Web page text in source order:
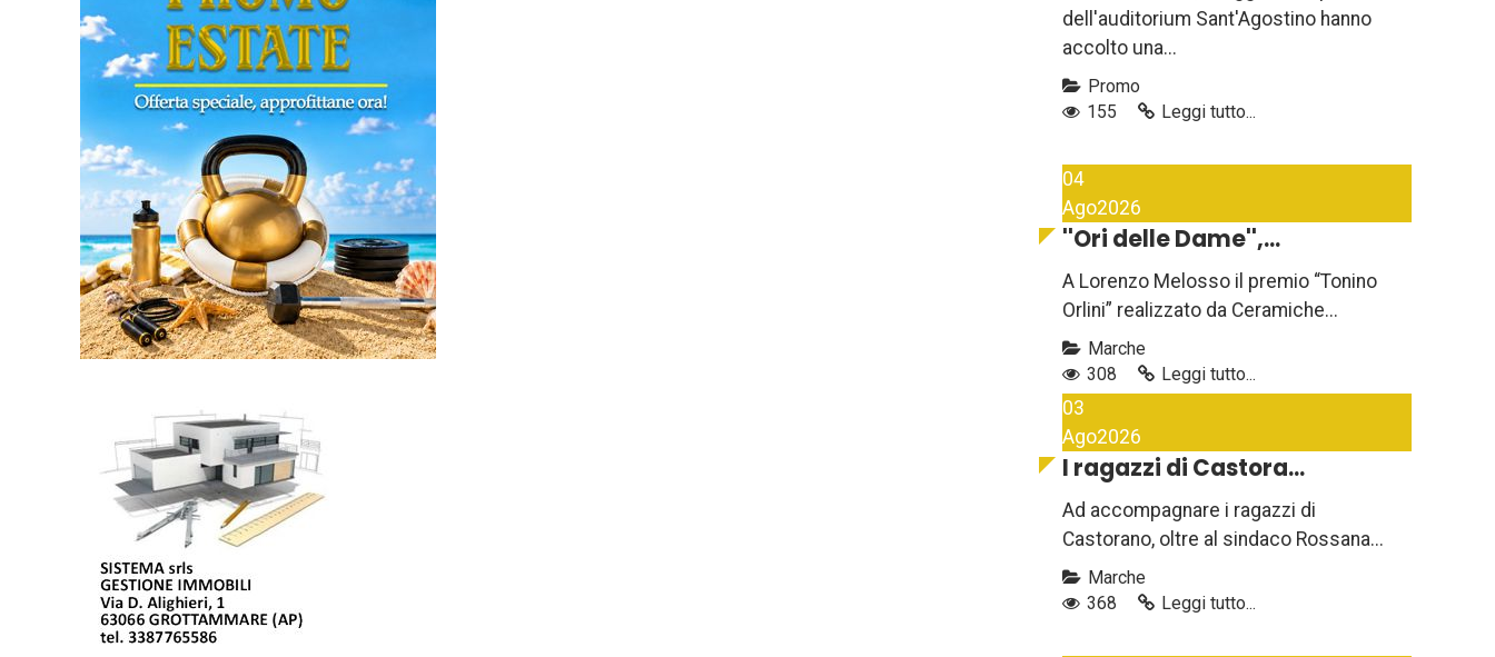
dell'auditorium Sant'Agostino hanno
accolto una...
Promo
155
Leggi tutto...
04
Ago2026
''Ori delle Dame'',...
A Lorenzo Melosso il premio “Tonino
Orlini” realizzato da Ceramiche...
Marche
308
Leggi tutto...
03
Ago2026
I ragazzi di Castora...
Ad accompagnare i ragazzi di
Castorano, oltre al sindaco Rossana...
Marche
368
Leggi tutto...